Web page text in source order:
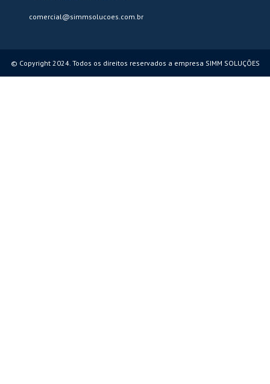
comercial@simmsolucoes.com.br
© Copyright 2024. Todos os direitos reservados a empresa SIMM SOLUÇÕES